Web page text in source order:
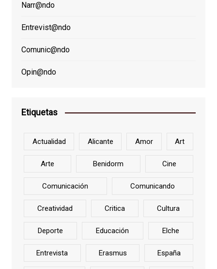
Narr@ndo
Entrevist@ndo
Comunic@ndo
Opin@ndo
Etiquetas
Actualidad Alicante Amor Art
Arte Benidorm Cine
Comunicación Comunicando
Creatividad Critica Cultura
Deporte Educación Elche
Entrevista Erasmus España